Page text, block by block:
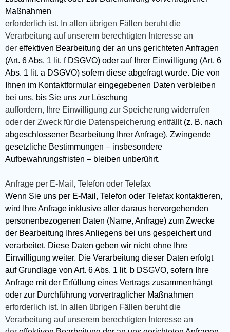
Maßnahmen
erforderlich ist. In allen übrigen Fällen beruht die
Verarbeitung auf unserem berechtigten Interesse an
der effektiven Bearbeitung der an uns gerichteten Anfragen
(Art. 6 Abs. 1 lit. f DSGVO) oder auf Ihrer Einwilligung (Art. 6
Abs. 1 lit. a DSGVO) sofern diese abgefragt wurde. Die von
Ihnen im Kontaktformular eingegebenen Daten verbleiben
bei uns, bis Sie uns zur Löschung
auffordern, Ihre Einwilligung zur Speicherung widerrufen
oder der Zweck für die Datenspeicherung entfällt (z. B. nach
abgeschlossener Bearbeitung Ihrer Anfrage). Zwingende
gesetzliche Bestimmungen – insbesondere
Aufbewahrungsfristen – bleiben unberührt.
Anfrage per E-Mail, Telefon oder Telefax
Wenn Sie uns per E-Mail, Telefon oder Telefax kontaktieren,
wird Ihre Anfrage inklusive aller daraus hervorgehenden
personenbezogenen Daten (Name, Anfrage) zum Zwecke
der Bearbeitung Ihres Anliegens bei uns gespeichert und
verarbeitet. Diese Daten geben wir nicht ohne Ihre
Einwilligung weiter. Die Verarbeitung dieser Daten erfolgt
auf Grundlage von Art. 6 Abs. 1 lit. b DSGVO, sofern Ihre
Anfrage mit der Erfüllung eines Vertrags zusammenhängt
oder zur Durchführung vorvertraglicher Maßnahmen
erforderlich ist. In allen übrigen Fällen beruht die
Verarbeitung auf unserem berechtigten Interesse an